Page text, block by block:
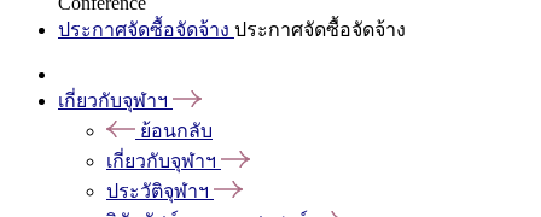
ประกาศจัดซื้อจัดจ้าง ประกาศจัดซื้อจัดจ้าง
เกี่ยวกับจุฬาฯ
ย้อนกลับ
เกี่ยวกับจุฬาฯ
ประวัติจุฬาฯ